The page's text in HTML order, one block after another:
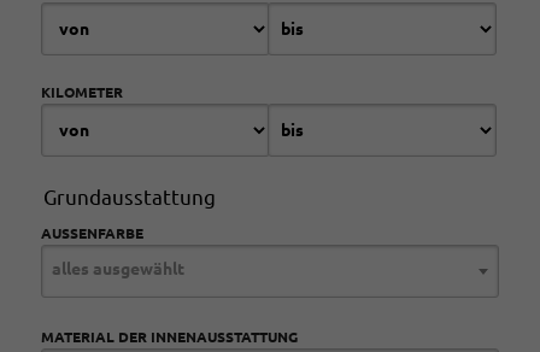
KILOMETER
Grundausstattung
AUSSENFARBE
alles ausgewählt
MATERIAL DER INNENAUSSTATTUNG